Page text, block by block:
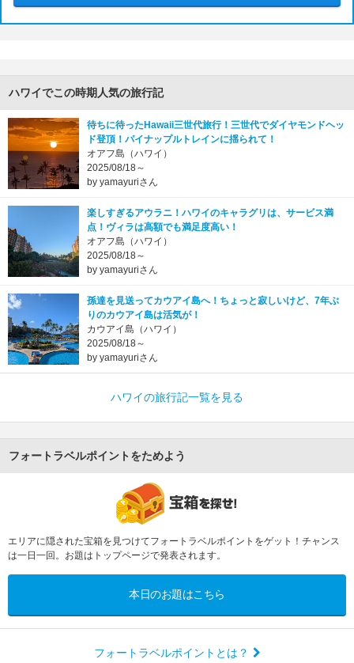
ハワイでこの時期人気の旅行記
待ちに待ったHawaii三世代旅行！三世代でダイヤモンドヘッ
ド登頂！パイナップルトレインに揺られて！
オアフ島（ハワイ）
2025/08/18～
by yamayuriさん
楽しすぎるアウラニ！ハワイのキャラグリは、サービス満
点！ヴィラは高額でも満足度高い！
オアフ島（ハワイ）
2025/08/18～
by yamayuriさん
孫達を見送ってカウアイ島へ！ちょっと寂しいけど、7年ぶ
りのカウアイ島は活気が！
カウアイ島（ハワイ）
2025/08/18～
by yamayuriさん
ハワイの旅行記一覧を見る
フォートラベルポイントをためよう
エリアに隠された宝箱を見つけてフォートラベルポイントをゲット！チャンス
は一日一回。お題はトップページで発表されます。
本日のお題はこちら
フォートラベルポイントとは？